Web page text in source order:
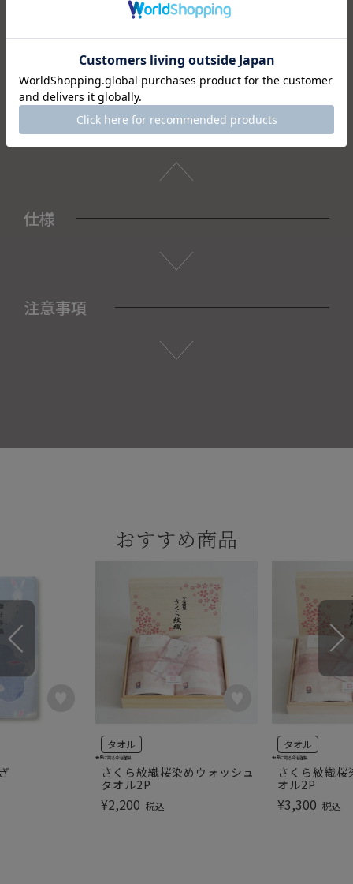
祝いや進学祝いなど季節を感じる贈り物としてもお使いいた
＜セット内容＞
・フェイスタオル×2
仕様
注意事項
おすすめ商品
さくら紋織桜染めウォッシュ
タオル2P
タオル
¥2,200 税込
世界に誇る今治謹製
さくら紋織
オル2P
タオル
¥3,300 税込
世界に誇る今治謹製